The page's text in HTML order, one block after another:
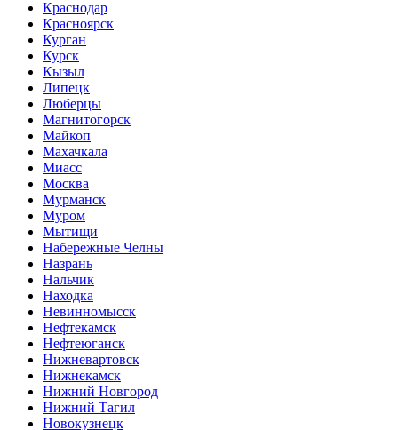
Краснодар
Красноярск
Курган
Курск
Кызыл
Липецк
Люберцы
Магнитогорск
Майкоп
Махачкала
Миасс
Москва
Мурманск
Муром
Мытищи
Набережные Челны
Назрань
Нальчик
Находка
Невинномысск
Нефтекамск
Нефтеюганск
Нижневартовск
Нижнекамск
Нижний Новгород
Нижний Тагил
Новокузнецк